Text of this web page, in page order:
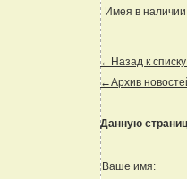
Имея в
←Назад к
←Архив
Данную
Ваше имя: